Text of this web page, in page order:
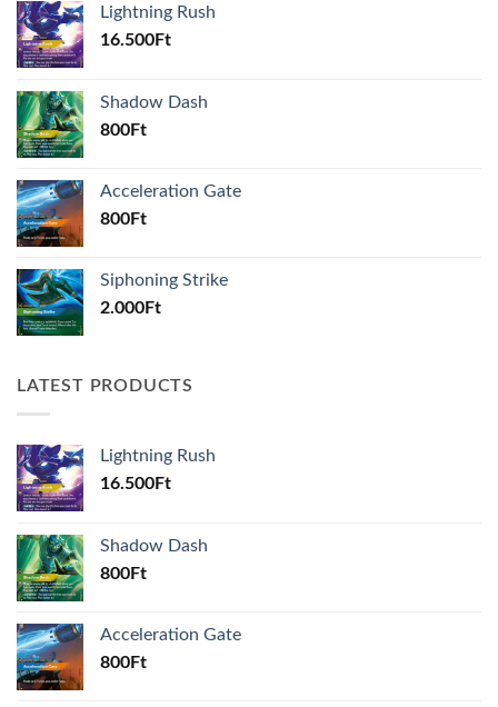
Lightning Rush
16.500Ft
Shadow Dash
800Ft
Acceleration Gate
800Ft
Siphoning Strike
2.000Ft
LATEST PRODUCTS
Lightning Rush
16.500Ft
Shadow Dash
800Ft
Acceleration Gate
800Ft